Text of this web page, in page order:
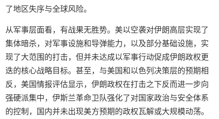
了地区失序与全球风险。
从军事层面看，有战果无胜势。美以空袭对伊朗高层实现了
集体暗杀，对军事设施和导弹能力，以及部分基础设施，实
现了大范围的打击，但并未达成以军事行动促成伊朗政权更
迭的核心战略目标。甚至，与美国和以色列决策层的预期相
反，美国情报评估显示，伊朗政权在打击之下反而进一步向
强硬派集中，伊斯兰革命卫队强化了对国家政治与安全体系
的控制，国内并未出现美方预期的政权瓦解或大规模动荡。